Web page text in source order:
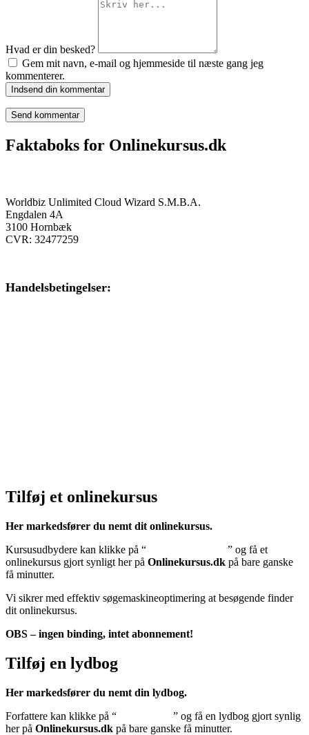
Hvad er din besked?
Gem mit navn, e-mail og hjemmeside til næste gang jeg
kommenterer.
Indsend din kommentar
Faktaboks for Onlinekursus.dk
Worldbiz Unlimited Cloud Wizard S.M.B.A.
Engdalen 4A
3100 Hornbæk
CVR: 32477259
Handelsbetingelser:
Tilføj et onlinekursus
Her markedsfører du nemt dit onlinekursus.
Kursusudbydere kan klikke på “
” og få et
onlinekursus gjort synligt her på Onlinekursus.dk på bare ganske
få minutter.
Vi sikrer med effektiv søgemaskineoptimering at besøgende finder
dit onlinekursus.
OBS – ingen binding, intet abonnement!
Tilføj en lydbog
Her markedsfører du nemt din lydbog.
Forfattere kan klikke på “
” og få en lydbog gjort synlig
her på Onlinekursus.dk på bare ganske få minutter.